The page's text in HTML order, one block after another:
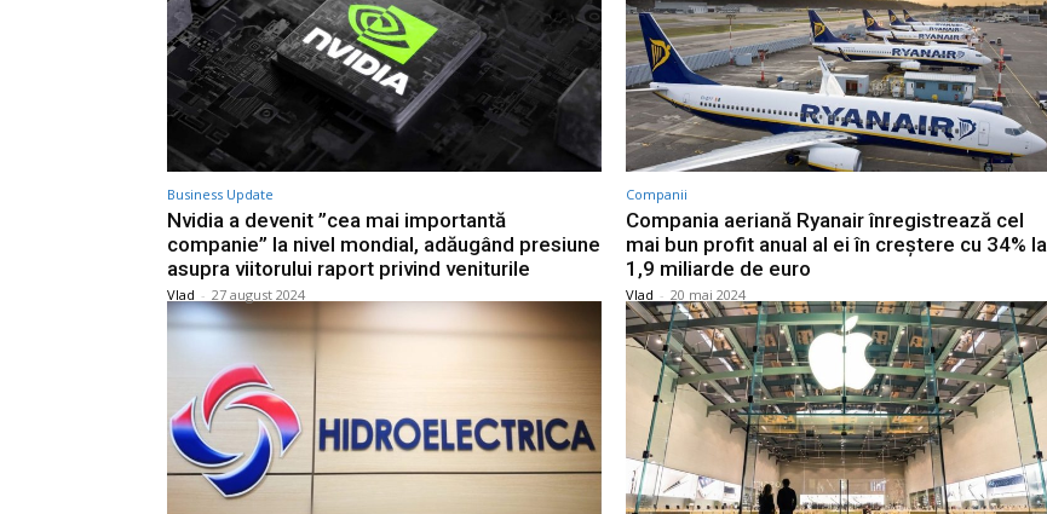
Business Update
Nvidia a devenit ”cea mai importantă
companie” la nivel mondial, adăugând presiune
asupra viitorului raport privind veniturile
Vlad - 27 august 2024
Companii
Compania aeriană Ryanair înregistrează cel
mai bun profit anual al ei în creștere cu 34% la
1,9 miliarde de euro
Vlad - 20 mai 2024